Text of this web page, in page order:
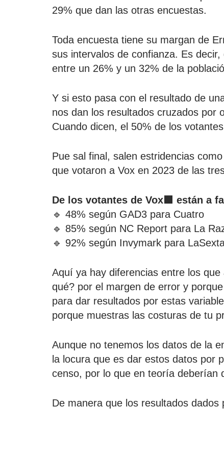
29% que dan las otras encuestas.
Toda encuesta tiene su margan de
sus intervalos de confianza. Es
entre un 26% y un 32% de la
Y si esto pasa con el resultado de
nos dan los resultados cruzados por
Cuando dicen, el 50% de los
Pue sal final, salen estridencias
que votaron a Vox en 2023 de las
De los votantes de Vox🟩 están a
🔹 48% según GAD3 para Cuatro
🔹 85% según NC Report para La
🔹 92% según Invymark para
Aquí ya hay diferencias entre los
qué? por el margen de error y
para dar resultados por estas
porque muestras las costuras de tu
Aunque no tenemos los datos de la
la locura que es dar estos datos por
censo, por lo que en teoría deberían
De manera que los resultados dados